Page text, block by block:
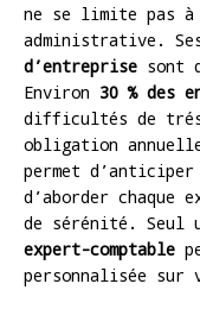
ne se limite pas à
administrative.
d’entreprise sont
Environ 30 % des
difficultés de
obligation annuelle.
permet
d’aborder chaque
de sérénité. Seul
expert-comptable
personnalisée